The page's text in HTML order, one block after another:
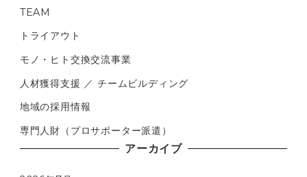
TEAM
トライアウト
モノ・ヒト交換交流事業
人材獲得支援 ／ チームビルディング
地域の採用情報
専門人財（プロサポーター派遣）
アーカイブ